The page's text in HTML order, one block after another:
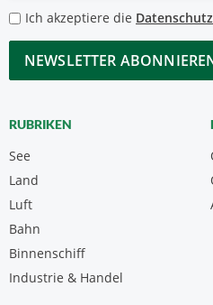
*
Datenschutzbestimmungen
*
Ich akzeptiere die
CAPTCHA
RUBRIKEN
See
Land
Luft
Bahn
Binnenschiff
Industrie & Handel